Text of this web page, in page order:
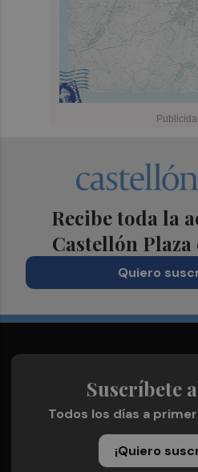
Recibe toda la
Castellón
Quiero
Suscríbete
Todos los días a
¡Quiero